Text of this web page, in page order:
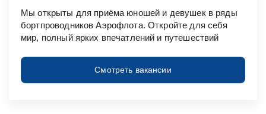
Мы открыты для приёма юношей и девушек в ряды
бортпроводников Аэрофлота. Откройте для себя
мир, полный ярких впечатлений и путешествий
Смотреть вакансии